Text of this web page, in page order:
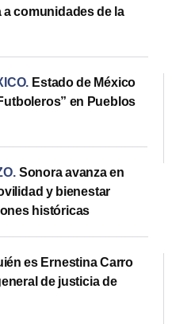
a comunidades de la
. Estado de México
en Pueblos
. Sonora avanza en
y bienestar
históricas
es Ernestina Carro
de justicia de